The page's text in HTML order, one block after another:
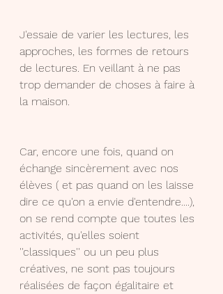
J'essaie de varier les lectures, les
approches, les formes de retours
de lectures. En veillant à ne pas
trop demander de choses à faire à
la maison.
Car, encore une fois, quand on
échange sincèrement avec nos
élèves ( et pas quand on les laisse
dire ce qu'on a envie d'entendre....),
on se rend compte que toutes les
activités, qu'elles soient
''classiques'' ou un peu plus
créatives, ne sont pas toujours
réalisées de façon égalitaire et